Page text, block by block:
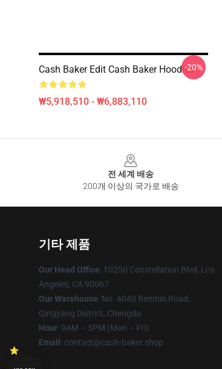
Cash Baker Edit Cash Baker Hoodies
₩5,918,510 - ₩6,883,110
-20%
전 세계 배송
200개 이상의 국가로 배송
기타 제품
Our Head Office: 10250 Constellation Blvd, Los
Angeles, CA 90067
Our Warehouse: No. 4040 Renmin Road,
Qingyang District, Chengdu
Hour: 9AM – 5PM (Mon – Fri)
Email : contact@cash-baker.shop